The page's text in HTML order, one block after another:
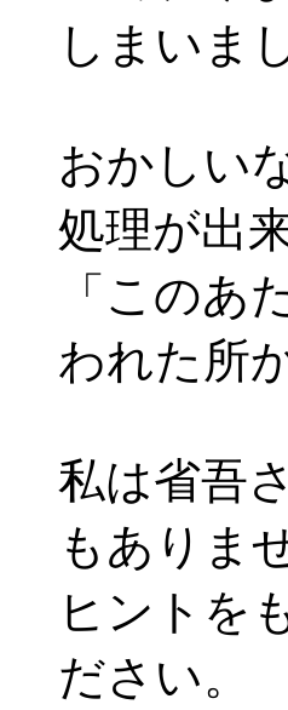
しまいま
おかしい
処理が出
「このあ
われた所
私は省吾
もありま
ヒントを
ださい。